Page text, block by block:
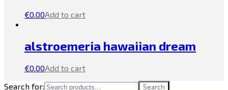
€0.00Add to cart
alstroemeria hawaiian dream
€0.00Add to cart
Search for:
Search